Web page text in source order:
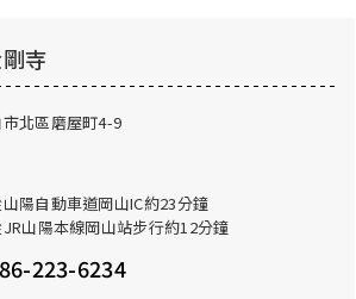
寺
北區磨屋町4-9
山陽自動車道岡山IC約23分鐘
JR山陽本線岡山站步行約12分鐘
223-6234